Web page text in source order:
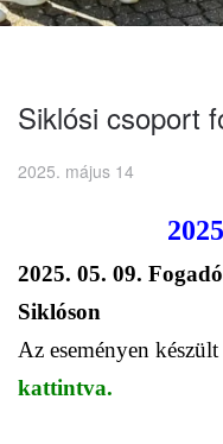
Siklósi csoport
2025. május 14
2025.
2025. 05. 09.
Siklóson
Az eseményen
kattintva.